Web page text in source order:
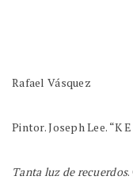
Rafael Vásquez
Pintor. Joseph Lee. “K
Tanta luz de recuerdos